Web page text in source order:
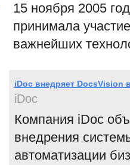
15 ноября 2005
принимала
важнейших
iDoc внедряет DocsVision
iDoc
Компания iDoc
внедрения
автоматизации